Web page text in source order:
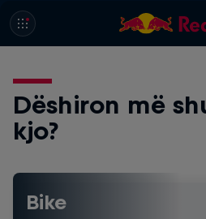
Dëshiron më
kjo?
Bike